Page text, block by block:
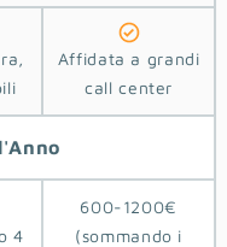
Affidata a grandi
call center
4
600-1200€
(sommando i